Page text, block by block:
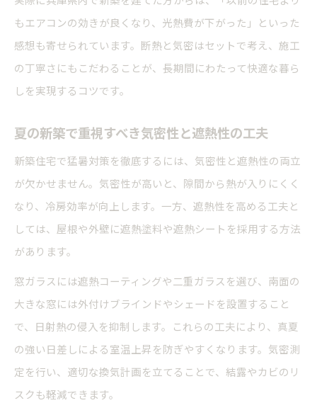
もエアコンの効きが良くなり、光熱費が下がった」といった
感想も寄せられています。断熱と気密はセットで考え、施工
の丁寧さにもこだわることが、長期間にわたって快適な暮ら
しを実現するコツです。
夏の新築で重視すべき気密性と遮熱性の工夫
新築住宅で猛暑対策を徹底するには、気密性と遮熱性の両立
が欠かせません。気密性が高いと、隙間から熱が入りにくく
なり、冷房効率が向上します。一方、遮熱性を高める工夫と
しては、屋根や外壁に遮熱塗料や遮熱シートを採用する方法
があります。
窓ガラスには遮熱コーティングや二重ガラスを選び、南面の
大きな窓には外付けブラインドやシェードを設置すること
で、日射熱の侵入を抑制します。これらの工夫により、真夏
の強い日差しによる室温上昇を防ぎやすくなります。気密測
定を行い、適切な換気計画を立てることで、結露やカビのリ
スクも軽減できます。